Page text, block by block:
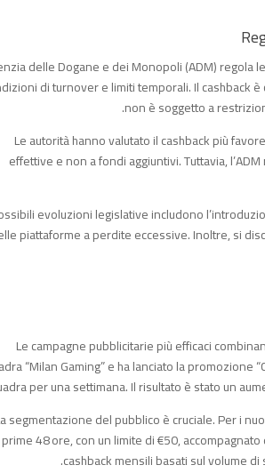
delle Dogane e dei Monopoli (ADM)
di turnover e limiti temporali. Il cashback
non è soggetto a
Le autorità hanno valutato il cashback più
effettive e non a fondi aggiuntivi. Tuttavia,
evoluzioni legislative includono
piattaforme a perdite eccessive. Inoltre, si
Le campagne pubblicitarie più efficaci
“Milan Gaming” e ha lanciato la promozione
per una settimana. Il risultato è stato un
segmentazione del pubblico è cruciale. Per i
prime 48 ore, con un limite di €50,
cashback mensili basati sul volume